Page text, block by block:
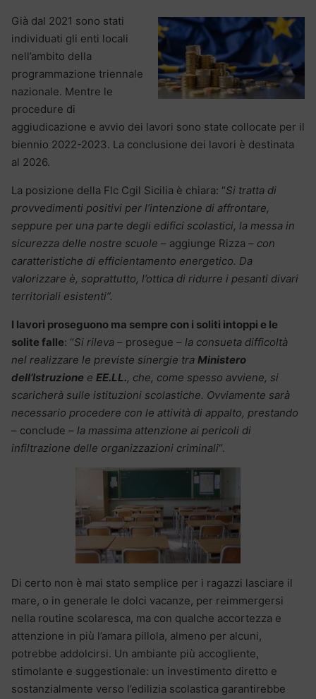
Già dal 2021 sono stati
individuati gli enti locali
nell’ambito della
programmazione triennale
nazionale. Mentre le
procedure di
aggiudicazione e avvio dei lavori sono state collocate per il
biennio 2022-2023. La conclusione dei lavori è destinata
al 2026.
La posizione della Flc Cgil Sicilia è chiara: “Si tratta di
provvedimenti positivi per l’intenzione di affrontare,
seppure per una parte degli edifici scolastici, la messa in
sicurezza delle nostre scuole – aggiunge Rizza – con
caratteristiche di efficientamento energetico. Da
valorizzare è, soprattutto, l’ottica di ridurre i pesanti divari
territoriali esistenti”.
I lavori proseguono ma sempre con i soliti intoppi e le
solite falle: “Si rileva – prosegue – la consueta difficoltà
nel realizzare le previste sinergie tra Ministero
dell’Istruzione e EE.LL., che, come spesso avviene, si
scaricherà sulle istituzioni scolastiche. Ovviamente sarà
necessario procedere con le attività di appalto, prestando
– conclude – la massima attenzione ai pericoli di
infiltrazione delle organizzazioni criminali“.
Di certo non è mai stato semplice per i ragazzi lasciare il
mare, o in generale le dolci vacanze, per reimmergersi
nella routine scolaresca, ma con qualche accortezza e
attenzione in più l’amara pillola, almeno per alcuni,
potrebbe addolcirsi. Un ambiante più accogliente,
stimolante e suggestionale: un investimento diretto e
sostanzialmente verso l’edilizia scolastica garantirebbe